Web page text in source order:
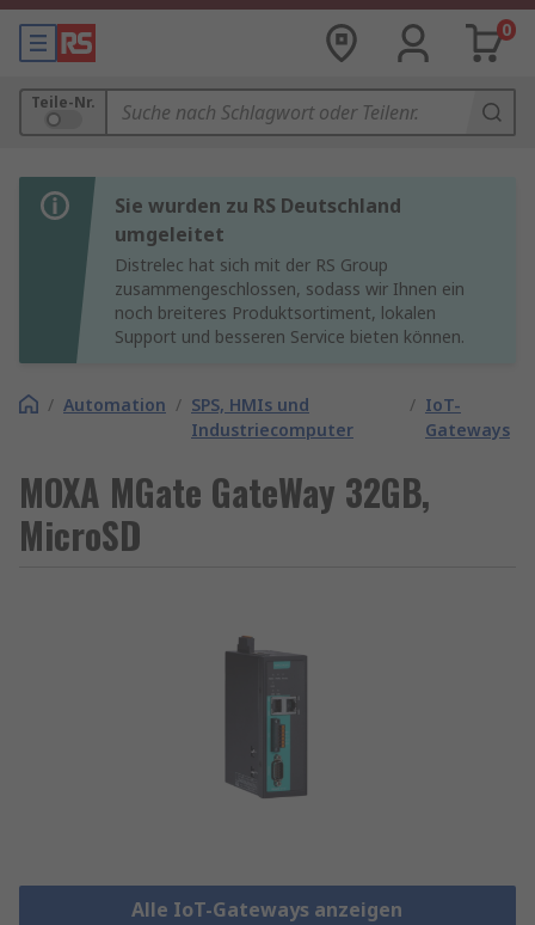
0
Teile-Nr.
Sie wurden zu RS Deutschland
umgeleitet
Distrelec hat sich mit der RS Group
zusammengeschlossen, sodass wir Ihnen ein
noch breiteres Produktsortiment, lokalen
Support und besseren Service bieten können.
/ Automation / SPS, HMIs und
Industriecomputer
/ IoT-
Gateways
MOXA MGate GateWay 32GB,
MicroSD
Alle IoT-Gateways anzeigen